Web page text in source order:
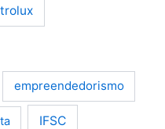
empreendedorismo
IFSC